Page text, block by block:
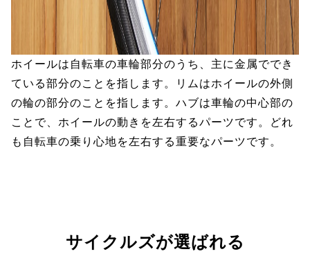
ホイールは自転車の車輪部分のうち、主に金属ででき
ている部分のことを指します。リムはホイールの外側
の輪の部分のことを指します。ハブは車輪の中心部の
ことで、ホイールの動きを左右するパーツです。どれ
も自転車の乗り心地を左右する重要なパーツです。
サイクルズが選ばれる